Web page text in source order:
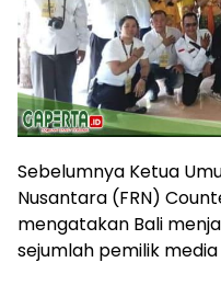
Sebelumnya Ketua
Nusantara (FRN)
mengatakan Bali
sejumlah pemilik